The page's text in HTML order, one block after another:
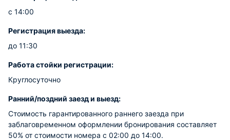
с 14:00
Регистрация выезда:
до 11:30
Работа стойки регистрации:
Круглосуточно
Ранний/поздний заезд и выезд:
Стоимость гарантированного раннего заезда при
заблаговременном оформлении бронирования составляет
50% от стоимости номера с 02:00 до 14:00.